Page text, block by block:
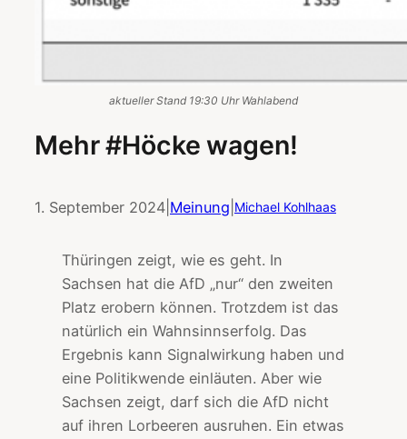
aktueller Stand 19:30 Uhr Wahlabend
Mehr #Höcke wagen!
1. September 2024 Meinung Michael Kohlhaas
Thüringen zeigt, wie es geht. In
Sachsen hat die AfD „nur“ den zweiten
Platz erobern können. Trotzdem ist das
natürlich ein Wahnsinnserfolg. Das
Ergebnis kann Signalwirkung haben und
eine Politikwende einläuten. Aber wie
Sachsen zeigt, darf sich die AfD nicht
auf ihren Lorbeeren ausruhen. Ein etwas